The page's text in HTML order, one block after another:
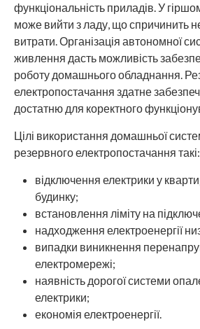
функціональність приладів. У
може вийти з ладу, що спричинить
витрати. Організація автономної
живлення дасть можливість
роботу домашнього обладнання.
електропостачання здатне
достатню для коректного
Цілі використання домашньої
резервного електропостачання такі:
відключення електрики у
будинку;
встановлення ліміту на
надходження електроенергії
випадки виникнення
електромережі;
наявність дорогої системи
електрики;
економія електроенергії.